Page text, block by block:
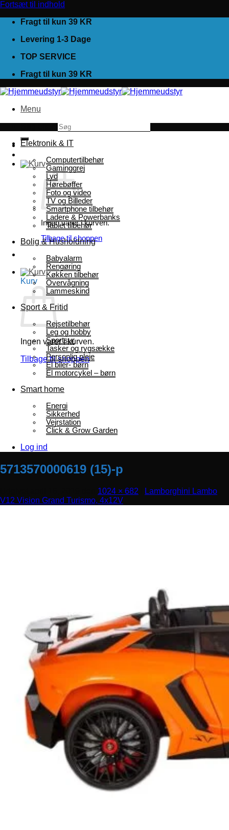
Fortsæt til indhold
Fragt til kun 39 KR
Levering 1-3 Dage
TOP SERVICE
Fragt til kun 39 KR
Menu
Ingen varer i kurven.
Tilbage til shoppen
Kurv
Ingen varer i kurven.
Tilbage til shoppen
Elektronik & IT
Computertilbehør
Gaminggrej
Lyd
Hørebøffer
Foto og video
TV og Billeder
Smartphone tilbehør
Ladere & Powerbanks
Tablet tilbehør
Bolig & Husholdning
Babyalarm
Rengøring
Køkken tilbehør
Overvågning
Lammeskind
Sport & Fritid
Rejsetilbehør
Leg og hobby
Sportsur
Tasker og rygsække
Personlig pleje
El biler- børn
El motorcykel – børn
Smart home
Energi
Sikkerhed
Vejrstation
Click & Grow Garden
Log ind
5713570000619 (15)-p
1024 × 682
Lamborghini Lambo
V12 Vision Grand Turismo, 4x12V